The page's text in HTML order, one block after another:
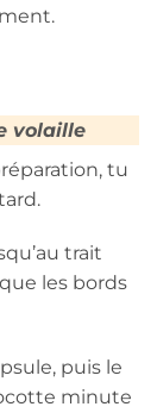
volaille
tu
trait
les bords
puis le
minute